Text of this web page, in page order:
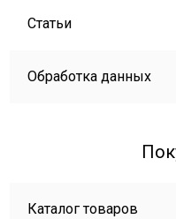
Статьи
Обработка данных
Каталог товаров